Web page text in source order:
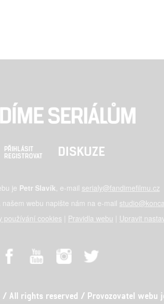
PŘIHLÁSIT
REGISTROVAT
DISKUZE
je Petr Slavík , e-mail serialy@fandimefilmu.cz
webu napište nám na e-mail
používání cookies Pravidla webu Upravit
All rights reserved / Provozovatel webu